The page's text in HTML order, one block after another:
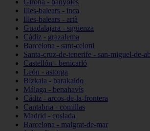
Girona - banyoles
Illes-balears - inca
Illes-balears - artà
Guadalajara - sigüenza
Cádiz - grazalema
Barcelona - sant-celoni
Santa-cruz-de-tenerife - san-miguel-de-
Castellón - benicarló
León - astorga
Bizkaia - barakaldo
Málaga - benahavís
Cádiz - arcos-de-la-frontera
Cantabria - comillas
Madrid - coslada
Barcelona - malgrat-de-mar